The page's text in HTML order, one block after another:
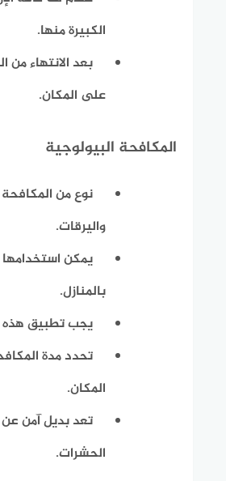
الكبيرة منها.
بعد الانتهاء
على المكان.
المكافحة البيولوجية
نوع من
واليرقات.
يمكن استخدامها
بالمنازل.
يجب تطبيق هذه
تحدد مدة
المكان.
تعد بديل آمن
الحشرات.